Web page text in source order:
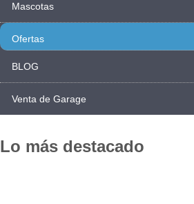
Mascotas
Ofertas
BLOG
Venta de Garage
Lo más destacado